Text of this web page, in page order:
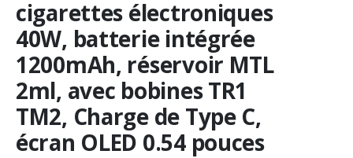
cigarettes électroniques
40W, batterie intégrée
1200mAh, réservoir MTL
2ml, avec bobines TR1
TM2, Charge de Type C,
écran OLED 0.54 pouces